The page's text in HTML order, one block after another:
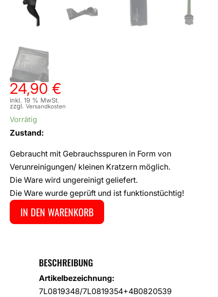
24,90 €
inkl. 19 % MwSt.
zzgl. Versandkosten
Vorrätig
Zustand:
Gebraucht mit Gebrauchsspuren in Form von
Verunreinigungen/ kleinen Kratzern möglich.
Die Ware wird ungereinigt geliefert.
Die Ware wurde geprüft und ist funktionstüchtig!
IN DEN WARENKORB
BESCHREIBUNG
Artikelbezeichnung:
7L0819348/7L0819354+4B0820539